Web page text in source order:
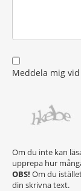
Meddela mig
Om du inte kan
upprepa hur
OBS! Om du
din skrivna text.